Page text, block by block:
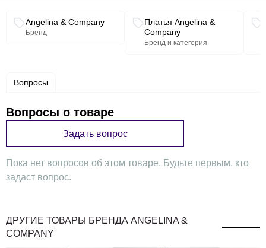
Связанные разделы каталога
Angelina & Company
Бренд
Платья Angelina &
Company
Бренд и категория
Вопросы
Вопросы о товаре
Задать вопрос
Пока нет вопросов об этом товаре. Будьте первым, кто
задаст вопрос.
ДРУГИЕ ТОВАРЫ БРЕНДА ANGELINA &
COMPANY